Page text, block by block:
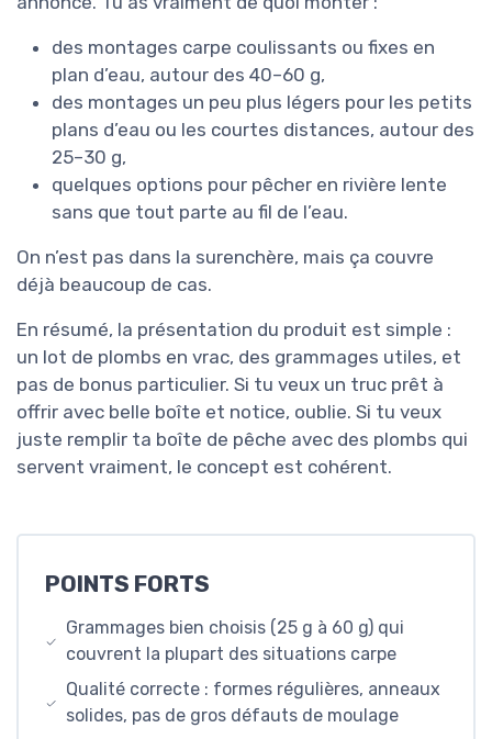
des montages carpe coulissants ou fixes en
plan d’eau, autour des 40–60 g,
des montages un peu plus légers pour les petits
plans d’eau ou les courtes distances, autour des
25–30 g,
quelques options pour pêcher en rivière lente
sans que tout parte au fil de l’eau.
On n’est pas dans la surenchère, mais ça couvre
déjà beaucoup de cas.
En résumé, la présentation du produit est simple :
un lot de plombs en vrac, des grammages utiles, et
pas de bonus particulier. Si tu veux un truc prêt à
offrir avec belle boîte et notice, oublie. Si tu veux
juste remplir ta boîte de pêche avec des plombs qui
servent vraiment, le concept est cohérent.
POINTS FORTS
Grammages bien choisis (25 g à 60 g) qui
couvrent la plupart des situations carpe
Qualité correcte : formes régulières, anneaux
solides, pas de gros défauts de moulage